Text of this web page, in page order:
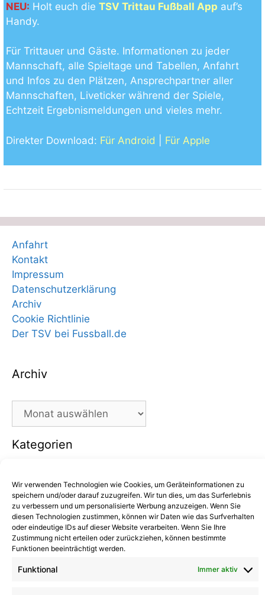
Wir verwenden Technologien wie Cookies, um Geräteinformationen zu
speichern und/oder darauf zuzugreifen. Wir tun dies, um das Surferlebnis
zu verbessern und um personalisierte Werbung anzuzeigen. Wenn Sie
diesen Technologien zustimmen, können wir Daten wie das Surfverhalten
oder eindeutige IDs auf dieser Website verarbeiten. Wenn Sie Ihre
Zustimmung nicht erteilen oder zurückziehen, können bestimmte
Funktionen beeinträchtigt werden.
Funktional Immer aktiv
NEU: Holt euch die TSV Trittau Fußball App auf’s
Handy.
Für Trittauer und Gäste. Informationen zu jeder
Mannschaft, alle Spieltage und Tabellen, Anfahrt
und Infos zu den Plätzen, Ansprechpartner aller
Mannschaften, Liveticker während der Spiele,
Echtzeit Ergebnismeldungen und vieles mehr.
Direkter Download: Für Android Für Apple
Anfahrt
Kontakt
Impressum
Datenschutzerklärung
Archiv
Cookie Richtlinie
Der TSV bei Fussball.de
Archiv
Archiv
Kategorien
Kommentare
Kathrin Hinrichs